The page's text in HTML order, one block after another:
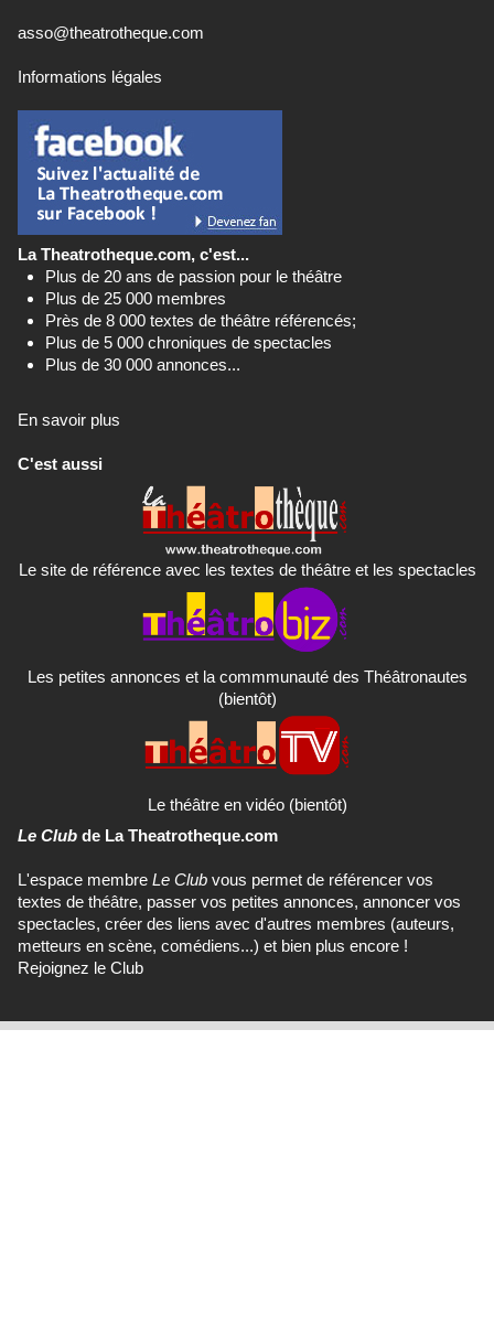
asso@theatrotheque.com
Informations légales
La Theatrotheque.com, c'est...
Plus de 20 ans de passion pour le théâtre
Plus de 25 000 membres
Près de 8 000 textes de théâtre référencés;
Plus de 5 000 chroniques de spectacles
Plus de 30 000 annonces...
En savoir plus
C'est aussi
Le site de référence avec les textes de théâtre et les spectacles
Les petites annonces et la commmunauté des Théâtronautes
(bientôt)
Le théâtre en vidéo (bientôt)
Le Club de La Theatrotheque.com
L'espace membre Le Club vous permet de référencer vos
textes de théâtre, passer vos petites annonces, annoncer vos
spectacles, créer des liens avec d'autres membres (auteurs,
metteurs en scène, comédiens...) et bien plus encore !
Rejoignez le Club